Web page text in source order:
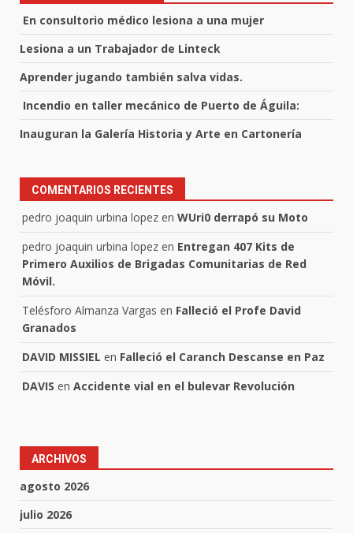
En consultorio médico lesiona a una mujer
Lesiona a un Trabajador de Linteck
Aprender jugando también salva vidas.
Incendio en taller mecánico de Puerto de Águila:
Inauguran la Galería Historia y Arte en Cartonería
COMENTARIOS RECIENTES
pedro joaquin urbina lopez en WUri0 derrapó su Moto
pedro joaquin urbina lopez en Entregan 407 Kits de
Primero Auxilios de Brigadas Comunitarias de Red
Móvil.
Telésforo Almanza Vargas en Falleció el Profe David
Granados
DAVID MISSIEL en Falleció el Caranch Descanse en Paz
DAVIS en Accidente vial en el bulevar Revolución
ARCHIVOS
agosto 2026
julio 2026